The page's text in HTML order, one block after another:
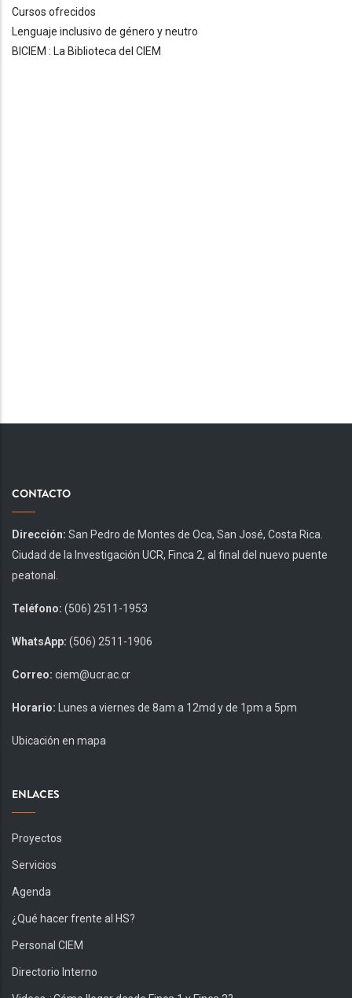
Cursos ofrecidos
Lenguaje inclusivo de género y neutro
BICIEM : La Biblioteca del CIEM
CONTACTO
Dirección: San Pedro de Montes de Oca, San José, Costa Rica.
Ciudad de la Investigación UCR, Finca 2, al final del nuevo puente
peatonal.
Teléfono: (506) 2511-1953
WhatsApp: (506) 2511-1906
Correo: ciem@ucr.ac.cr
Horario: Lunes a viernes de 8am a 12md y de 1pm a 5pm
Ubicación en mapa
ENLACES
Proyectos
Servicios
Agenda
¿Qué hacer frente al HS?
Personal CIEM
Directorio Interno